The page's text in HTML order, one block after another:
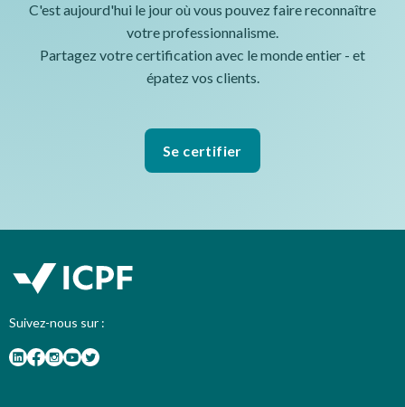
C'est aujourd'hui le jour où vous pouvez faire reconnaître
votre professionnalisme.
Partagez votre certification avec le monde entier - et
épatez vos clients.
Se certifier
Suivez-nous sur :